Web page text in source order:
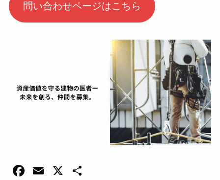
問い合わせページはこちら
F
E
X